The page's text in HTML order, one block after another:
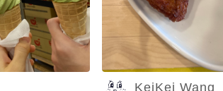
KeiKei Wang